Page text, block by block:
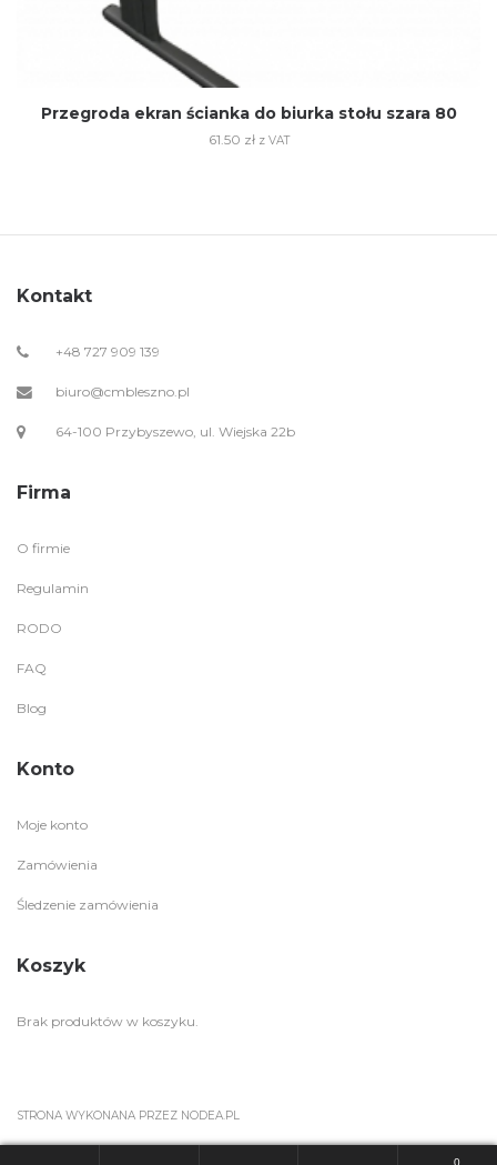
Przegroda ekran ścianka do biurka stołu szara 80
61.50 zł z VAT
Kontakt
+48 727 909 139
biuro@cmbleszno.pl
64-100 Przybyszewo, ul. Wiejska 22b
Firma
O firmie
Regulamin
RODO
FAQ
Blog
Konto
Moje konto
Zamówienia
Śledzenie zamówienia
Koszyk
Brak produktów w koszyku.
STRONA WYKONANA PRZEZ NODEA.PL
0